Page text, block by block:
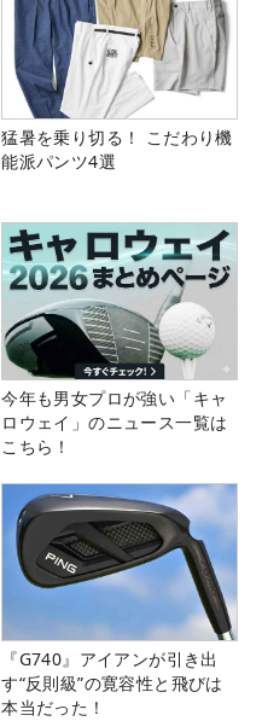
猛暑を乗り切る！ こだわり機
能派パンツ4選
今年も男女プロが強い「キャ
ロウェイ」のニュース一覧は
こちら！
『G740』アイアンが引き出
す“反則級”の寛容性と飛びは
本当だった！